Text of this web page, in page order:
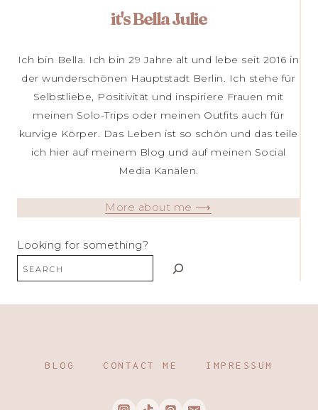
it's Bella Julie
Ich bin Bella. Ich bin 29 Jahre alt und lebe seit 2016 in
der wunderschönen Hauptstadt Berlin. Ich stehe für
Selbstliebe, Positivität und inspiriere Frauen mit
meinen Solo-Trips oder meinen Outfits auch für
kurvige Körper. Das Leben ist so schön und das teile
ich hier auf meinem Blog und auf meinen Social
Media Kanälen.
More about me ⟶
Looking for something?
BLOG CONTACT ME IMPRESSUM